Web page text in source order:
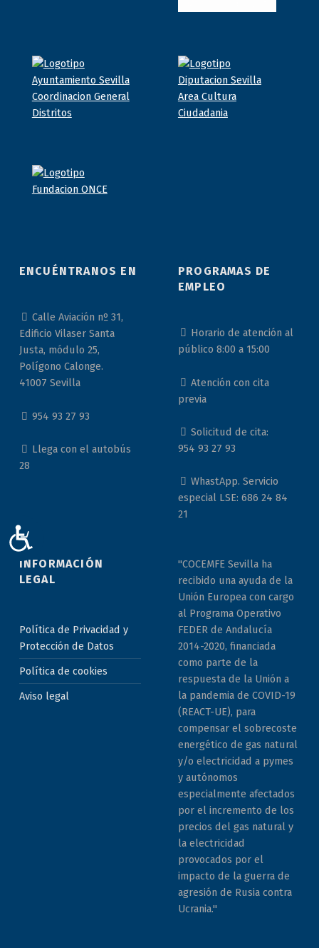
ENCUÉNTRANOS EN
Calle Aviación nº 31,
Edificio Vilaser Santa
Justa, módulo 25,
Polígono Calonge.
41007 Sevilla
954 93 27 93
Llega con el autobús
28
PROGRAMAS DE
EMPLEO
Horario de atención al
público 8:00 a 15:00
Atención con cita
previa
Solicitud de cita:
954 93 27 93
WhastApp. Servicio
especial LSE: 686 24 84
21
INFORMACIÓN
LEGAL
Política de Privacidad y
Protección de Datos
Política de cookies
Aviso legal
"COCEMFE Sevilla ha
recibido una ayuda de la
Unión Europea con cargo
al Programa Operativo
FEDER de Andalucía
2014-2020, financiada
como parte de la
respuesta de la Unión a
la pandemia de COVID-19
(REACT-UE), para
compensar el sobrecoste
energético de gas natural
y/o electricidad a pymes
y autónomos
especialmente afectados
por el incremento de los
precios del gas natural y
la electricidad
provocados por el
impacto de la guerra de
agresión de Rusia contra
Ucrania."